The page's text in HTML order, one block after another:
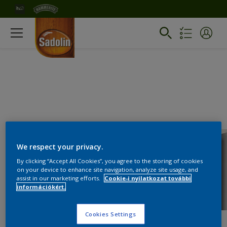
We respect your privacy.
By clicking “Accept All Cookies”, you agree to the storing of cookies
on your device to enhance site navigation, analyze site usage, and
assist in our marketing efforts.
Cookie-i nyilatkozat további
információkért.
Cookies Settings